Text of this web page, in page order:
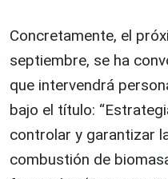
Concretamente, el
septiembre, se ha
que intervendrá
bajo el título:
controlar y garantizar
combustión de